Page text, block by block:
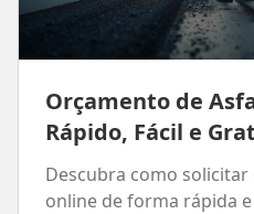
Orçamento de
Rápido, Fácil e
Descubra como
online de forma rápida